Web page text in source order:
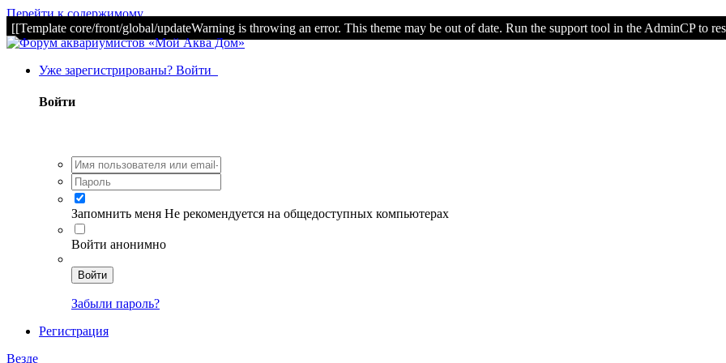
Перейти к содержимому
[[Template core/front/global/updateWarning is throwing an error. This theme may be out of date. Run the support tool in the AdminCP to
Уже зарегистрированы? Войти
Войти
Запомнить меня Не рекомендуется на общедоступных компьютерах
Войти анонимно
Войти
Забыли пароль?
Регистрация
Везде